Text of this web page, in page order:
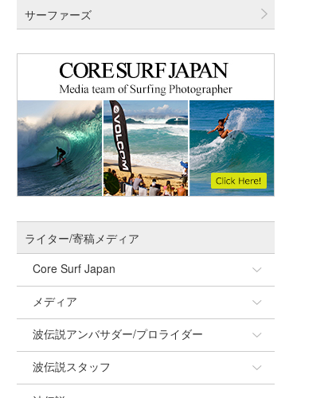
四国
沖縄
サーファーズ
ライター/寄稿メディア
Core Surf Japan
Naoya Kimoto
mitsuteru Kamio
Yasunari Inoue
メディア
SURFMEDIA
Colors MAGAZINE
波伝説アンバサダー/プロライダー
福島寿実子
波伝説スタッフ